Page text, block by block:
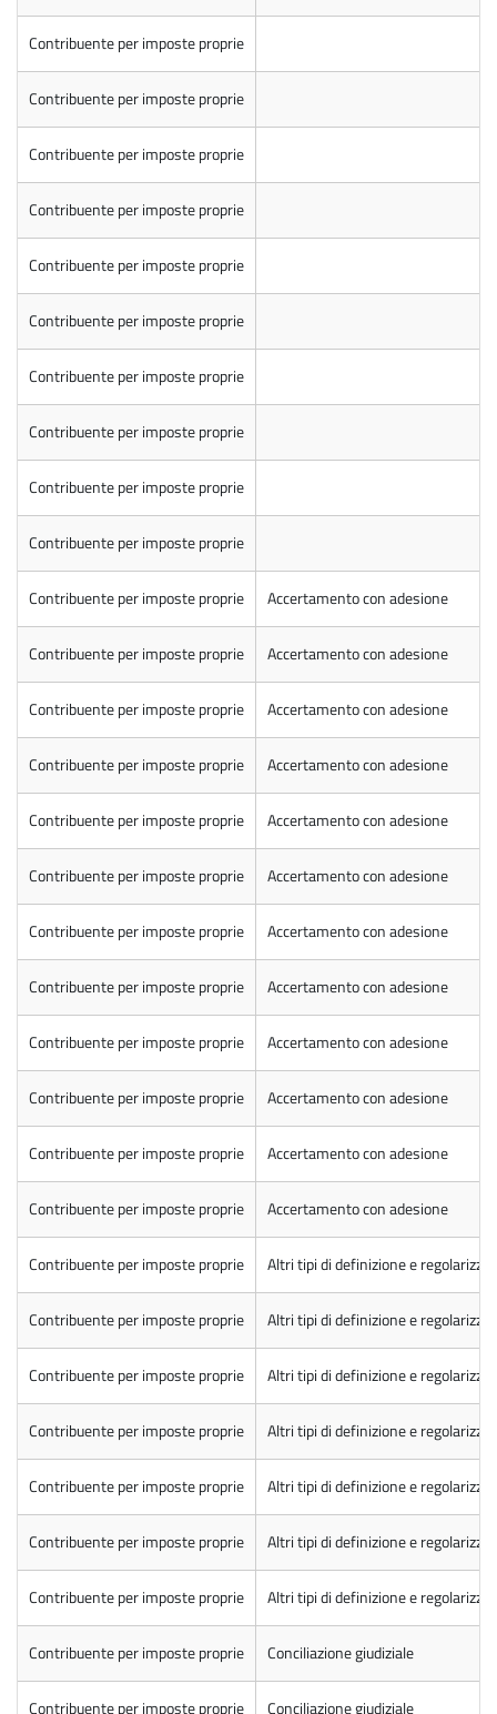
Contribuente per imposte proprie
Contribuente per imposte proprie
Contribuente per imposte proprie
Contribuente per imposte proprie
Contribuente per imposte proprie
Contribuente per imposte proprie
Contribuente per imposte proprie
Contribuente per imposte proprie
Contribuente per imposte proprie
Contribuente per imposte proprie
Contribuente per imposte proprie Accertamento con adesione
Contribuente per imposte proprie Accertamento con adesione
Contribuente per imposte proprie Accertamento con adesione
Contribuente per imposte proprie Accertamento con adesione
Contribuente per imposte proprie Accertamento con adesione
Contribuente per imposte proprie Accertamento con adesione
Contribuente per imposte proprie Accertamento con adesione
Contribuente per imposte proprie Accertamento con adesione
Contribuente per imposte proprie Accertamento con adesione
Contribuente per imposte proprie Accertamento con adesione
Contribuente per imposte proprie Accertamento con adesione
Contribuente per imposte proprie Accertamento con adesione
Contribuente per imposte proprie Altri tipi di definizione e
Contribuente per imposte proprie Altri tipi di definizione e
Contribuente per imposte proprie Altri tipi di definizione e
Contribuente per imposte proprie Altri tipi di definizione e
Contribuente per imposte proprie Altri tipi di definizione e
Contribuente per imposte proprie Altri tipi di definizione e
Contribuente per imposte proprie Altri tipi di definizione e
Contribuente per imposte proprie Conciliazione giudiziale
Contribuente per imposte proprie Conciliazione giudiziale